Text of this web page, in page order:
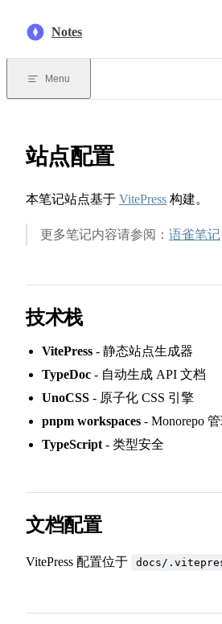
Notes
Menu
站点配置
本笔记站点基于 VitePress 构建。
更多笔记内容请参阅： 语雀笔记
技术栈
VitePress - 静态站点生成器
TypeDoc - 自动生成 API 文档
UnoCSS - 原子化 CSS 引擎
pnpm workspaces - Monorepo
TypeScript - 类型安全
文档配置
VitePress 配置位于 docs/